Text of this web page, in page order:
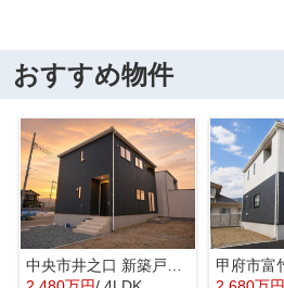
おすすめ物件